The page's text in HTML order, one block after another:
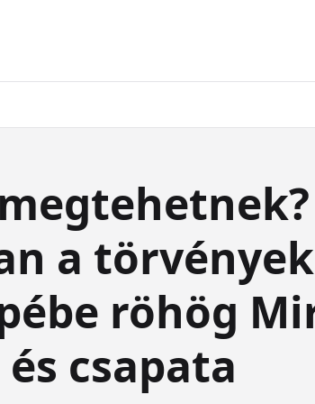
a
röhög
csapata